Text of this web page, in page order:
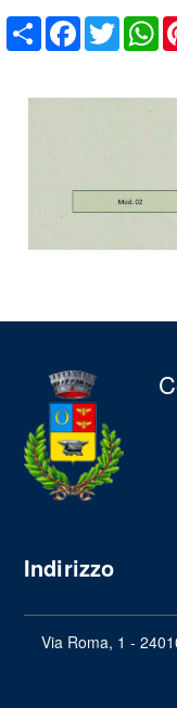
ShareFacebook
Twitter
Indirizzo
Via Roma, 1 -